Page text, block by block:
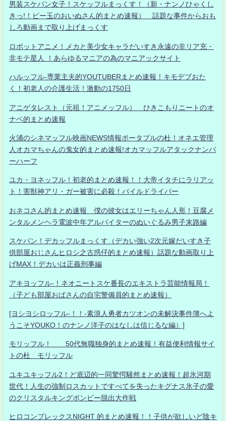
男装スケバン女子！スケッフルまっくす！（新・ナンノひゃくし
きっ!！ビー玉のおいぬさん的まとめ速報） 話題な事件からおも
しろ動画まで取り上げまっくす
ロボットアニメ！メカと美少女キャラだいすき永遠の非リア充・
非モテ星人 ！あらゆるマニアの為のマニアックサイト
ハルッフル-専業主夫的YOUTUBERまとめ速報！キモデブおた
く！初老人の介護生活！激動の1750日
アニゲタレスト（元祖！アニメッフル） ひきこもりニートのオ
ナベ的まとめ速報
火浦のシネマッフル映画NEWS情報ポータブルの杜！オネエ管理
人オカマちゃんの鬼女的まとめ速報!オカマッフルアタックナンバ
ーハーフ
ユカ・ヨネッフル！初老的まとめ速報！！大帝イタチにラリアッ
ト！害獣神アリ・ガー被害に必殺！パイルドライバー
おネコさん的まとめ速報 僕の彼女はエリーちゃん人形！豆腐メ
ンタルメンヘラ電波中年アルバイターのぬいぐるみ男子末路編
スケバン！デカッフルまっくす（デカい強い2次元嫁だいすき子
供部屋おじさんヒロシ之古惑仔的まとめ速報）話題な動画取り上
げMAX！デカいは正義刑事編
アキヨッフル-！ネオニートスケ番長のエキストラ芸能情報局！
（子ども部屋おばさんの自宅警備員的まとめ速報）
[ヨシヨシロッフル-！！-素浪人勇者カツオンの未解決事件簿へよ
うこそYOUKO！のナンノ洋子のはなしは信じるな編）]
モリッフル！ 50代無職独身的まとめ速報！有益便利情報サイ
トの杜 モリッフル
ユキユキッフル2！ど底辺的一同驚愕騒然まとめ速報！超氷河期
世代！人生の強制ロスカットですべてを失ったキグナス氷子の愛
のクリスタルキングボンビー脱出大作戦
ヒロコンプレックスNIGHT 的まとめ速報！！子供が欲しいど陰キ